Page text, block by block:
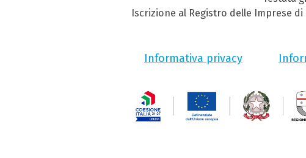
Iscrizione al Registro delle Imprese di
Informativa privacy